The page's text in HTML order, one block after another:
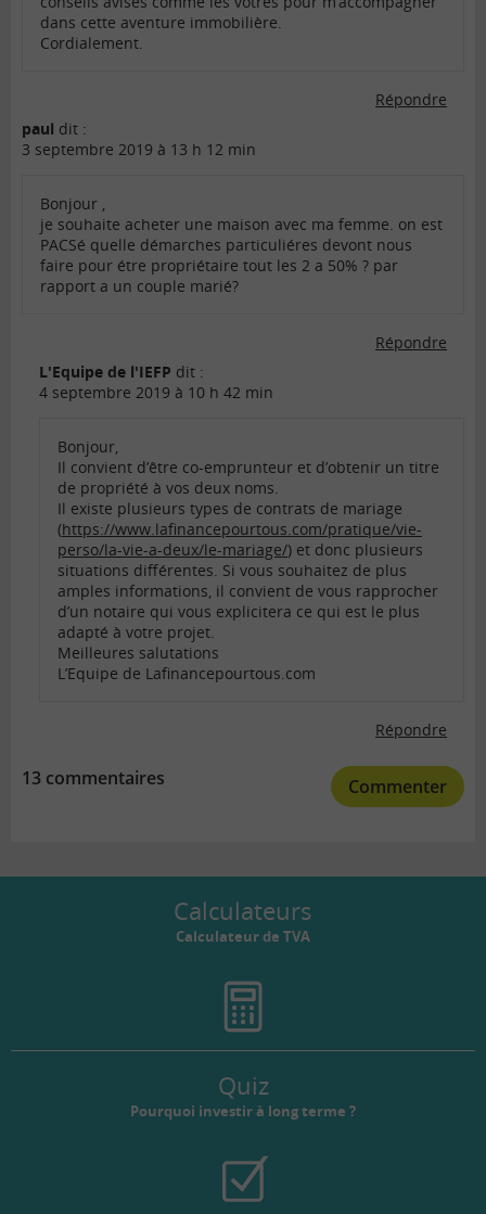
dans cette aventure immobilière.
Cordialement.
Répondre
paul dit :
3 septembre 2019 à 13 h 12 min
Bonjour ,
je souhaite acheter une maison avec ma femme. on est
PACSé quelle démarches particuliéres devont nous
faire pour étre propriétaire tout les 2 a 50% ? par
rapport a un couple marié?
Répondre
L'Equipe de l'IEFP dit :
4 septembre 2019 à 10 h 42 min
Bonjour,
Il convient d’être co-emprunteur et d’obtenir un titre
de propriété à vos deux noms.
Il existe plusieurs types de contrats de mariage
(https://www.lafinancepourtous.com/pratique/vie-
perso/la-vie-a-deux/le-mariage/) et donc plusieurs
situations différentes. Si vous souhaitez de plus
amples informations, il convient de vous rapprocher
d’un notaire qui vous explicitera ce qui est le plus
adapté à votre projet.
Meilleures salutations
L’Equipe de Lafinancepourtous.com
Répondre
13 commentaires Commenter
Calculateurs
Calculateur de TVA
Quiz
Pourquoi investir à long terme ?